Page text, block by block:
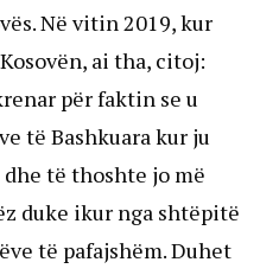
Në vitin 2019, kur
ai tha, citoj:
për faktin se u
të Bashkuara kur ju
të thoshte jo më
duke ikur nga shtëpitë
të pafajshëm. Duhet